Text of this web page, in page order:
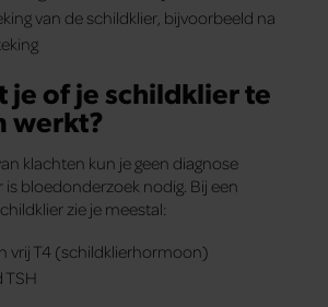
van de schildklier, bijvoorbeeld na
je of je schildklier te
werkt?
klachten kun je geen diagnose
is bloedonderzoek nodig. Bij een
zie je meestal:
vrij T4 (schildklierhormoon)
TSH